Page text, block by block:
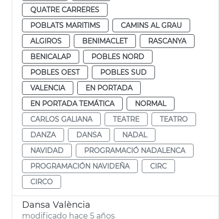
QUATRE CARRERES
POBLATS MARITIMS
CAMINS AL GRAU
ALGIROS
BENIMACLET
RASCANYA
BENICALAP
POBLES NORD
POBLES OEST
POBLES SUD
VALENCIA
EN PORTADA
EN PORTADA TEMÁTICA
NORMAL
CARLOS GALIANA
TEATRE
TEATRO
DANZA
DANSA
NADAL
NAVIDAD
PROGRAMACIÓ NADALENCA
PROGRAMACIÓN NAVIDEÑA
CIRC
CIRCO
Dansa València
modificado hace 5 años